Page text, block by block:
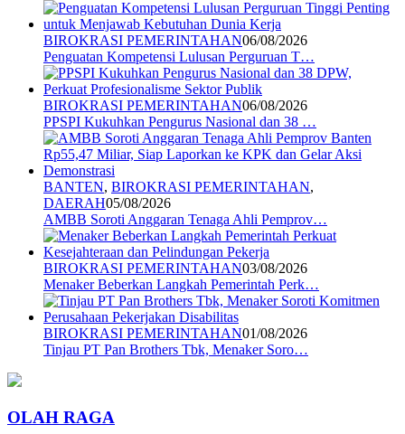
BIROKRASI PEMERINTAHAN06/08/2026
Penguatan Kompetensi Lulusan Perguruan T…
BIROKRASI PEMERINTAHAN06/08/2026
PPSPI Kukuhkan Pengurus Nasional dan 38 …
BANTEN, BIROKRASI PEMERINTAHAN,
DAERAH05/08/2026
AMBB Soroti Anggaran Tenaga Ahli Pemprov…
BIROKRASI PEMERINTAHAN03/08/2026
Menaker Beberkan Langkah Pemerintah Perk…
BIROKRASI PEMERINTAHAN01/08/2026
Tinjau PT Pan Brothers Tbk, Menaker Soro…
OLAH RAGA